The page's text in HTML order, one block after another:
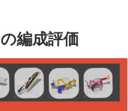
編成評価